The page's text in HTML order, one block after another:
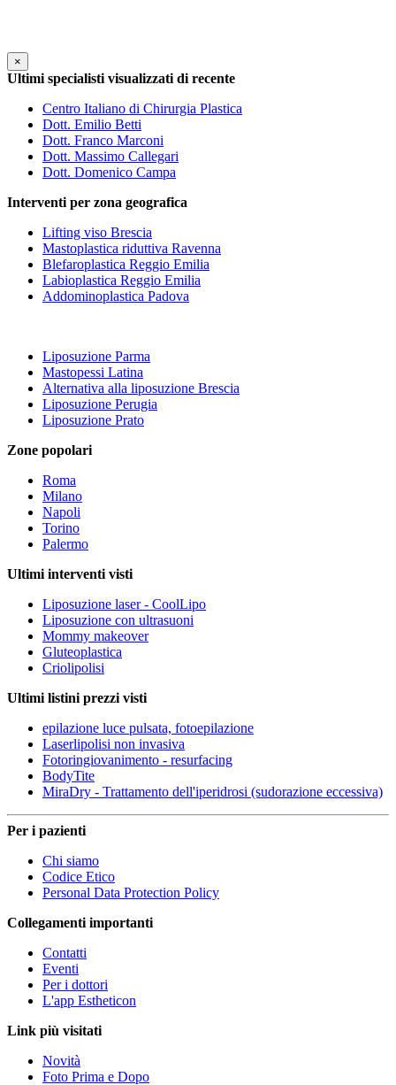
×
Ultimi specialisti visualizzati di recente
Centro Italiano di Chirurgia Plastica
Dott. Emilio Betti
Dott. Franco Marconi
Dott. Massimo Callegari
Dott. Domenico Campa
Interventi per zona geografica
Lifting viso Brescia
Mastoplastica riduttiva Ravenna
Blefaroplastica Reggio Emilia
Labioplastica Reggio Emilia
Addominoplastica Padova
Liposuzione Parma
Mastopessi Latina
Alternativa alla liposuzione Brescia
Liposuzione Perugia
Liposuzione Prato
Zone popolari
Roma
Milano
Napoli
Torino
Palermo
Ultimi interventi visti
Liposuzione laser - CoolLipo
Liposuzione con ultrasuoni
Mommy makeover
Gluteoplastica
Criolipolisi
Ultimi listini prezzi visti
epilazione luce pulsata, fotoepilazione
Laserlipolisi non invasiva
Fotoringiovanimento - resurfacing
BodyTite
MiraDry - Trattamento dell'iperidrosi (sudorazione eccessiva)
Per i pazienti
Chi siamo
Codice Etico
Personal Data Protection Policy
Collegamenti importanti
Contatti
Eventi
Per i dottori
L'app Estheticon
Link più visitati
Novità
Foto Prima e Dopo